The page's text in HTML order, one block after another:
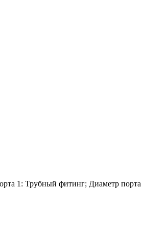
1: Трубный фитинг; Диаметр